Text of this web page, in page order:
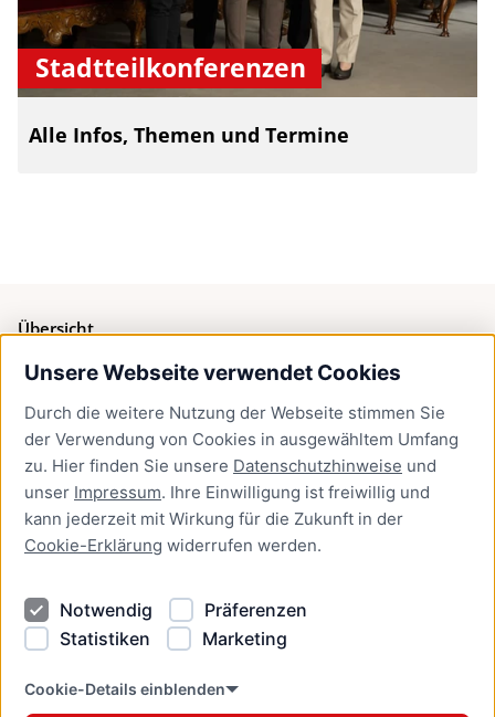
Unsere Webseite verwendet Cookies
Durch die weitere Nutzung der Webseite stimmen Sie
der Verwendung von Cookies in ausgewähltem Umfang
zu. Hier finden Sie unsere Datenschutzhinweise und
unser Impressum. Ihre Einwilligung ist freiwillig und
kann jederzeit mit Wirkung für die Zukunft in der
Cookie-Erklärung widerrufen werden.
Notwendig
Präferenzen
Statistiken
Marketing
Cookie-Details einblenden
Stadtteilkonferenzen
Alle Infos, Themen und Termine
Übersicht
Bürgerservice
Presse
Newsletter Lübeck:kompakt
Kontakt
Kontakt
Datenschutzhinweise
Barrierefreiheit
Cookie Erklärung